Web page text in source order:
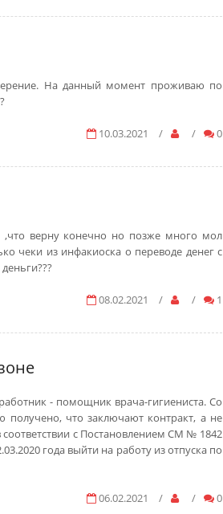
На данный момент проживаю по
10.03.2021 / / 0
верну конечно но позже много мол
чеки из инфакиоска о переводе денег с
08.02.2021 / / 1
- помощник врача-гигиениста. Со
получено, что заключают контракт, а не
с Постановлением СМ № 1842
года выйти на работу из отпуска по
06.02.2021 / / 0